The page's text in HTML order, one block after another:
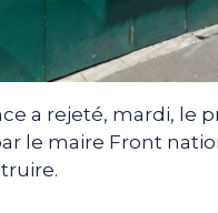
a rejeté, mardi, le
le maire Front